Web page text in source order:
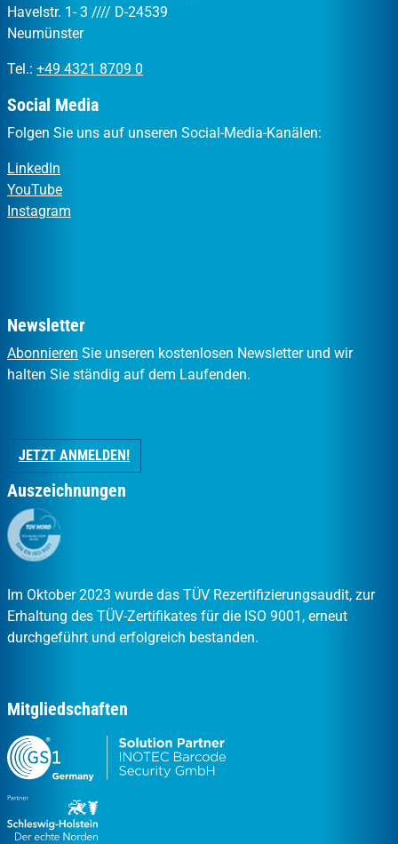
Havelstr. 1- 3 //// D-24539
Neumünster
Tel.: +49 4321 8709 0
Social Media
Folgen Sie uns auf unseren Social-Media-Kanälen:
LinkedIn
YouTube
Instagram
Newsletter
Abonnieren Sie unseren kostenlosen Newsletter und wir
halten Sie ständig auf dem Laufenden.
JETZT ANMELDEN!
Auszeichnungen
Im Oktober 2023 wurde das TÜV Rezertifizierungsaudit, zur
Erhaltung des TÜV-Zertifikates für die ISO 9001, erneut
durchgeführt und erfolgreich bestanden.
Mitgliedschaften